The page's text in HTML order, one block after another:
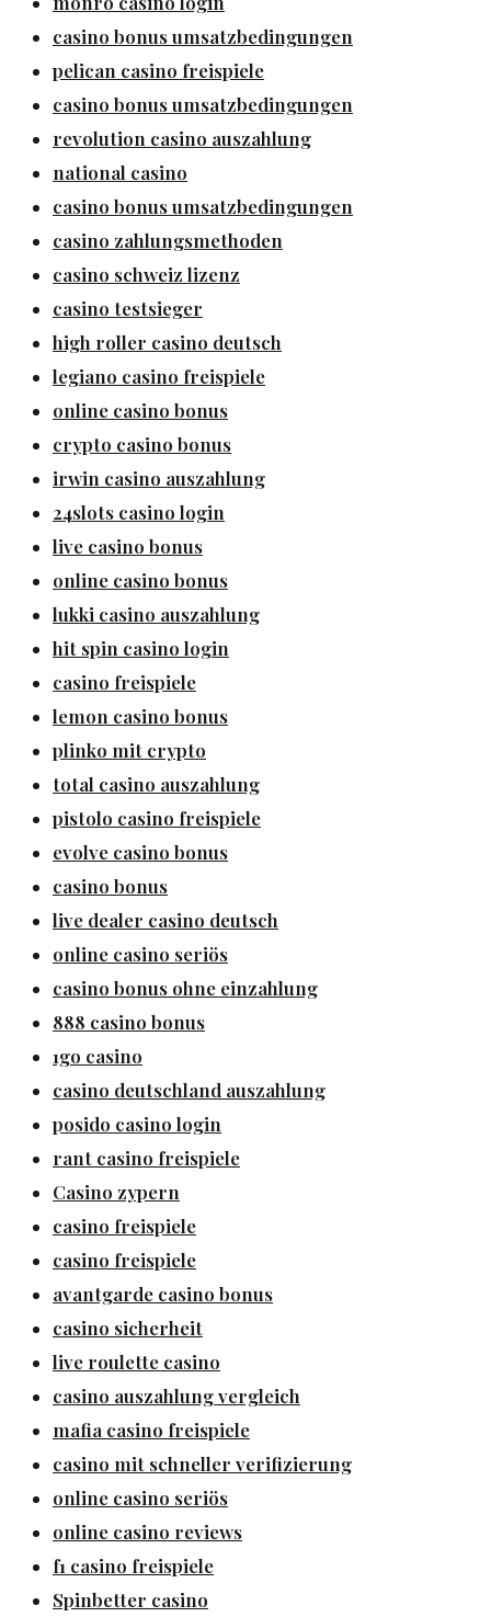
casino bonus umsatzbedingungen
pelican casino freispiele
casino bonus umsatzbedingungen
revolution casino auszahlung
national casino
casino bonus umsatzbedingungen
casino zahlungsmethoden
casino schweiz lizenz
casino testsieger
high roller casino deutsch
legiano casino freispiele
online casino bonus
crypto casino bonus
irwin casino auszahlung
24slots casino login
live casino bonus
online casino bonus
lukki casino auszahlung
hit spin casino login
casino freispiele
lemon casino bonus
plinko mit crypto
total casino auszahlung
pistolo casino freispiele
evolve casino bonus
casino bonus
live dealer casino deutsch
online casino seriös
casino bonus ohne einzahlung
888 casino bonus
1go casino
casino deutschland auszahlung
posido casino login
rant casino freispiele
Casino zypern
casino freispiele
casino freispiele
avantgarde casino bonus
casino sicherheit
live roulette casino
casino auszahlung vergleich
mafia casino freispiele
casino mit schneller verifizierung
online casino seriös
online casino reviews
f1 casino freispiele
Spinbetter casino